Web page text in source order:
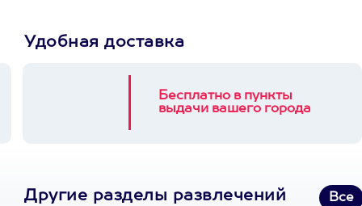
Удобная доставка
Бесплатно в пункты
выдачи вашего города
Другие разделы развлечений Все